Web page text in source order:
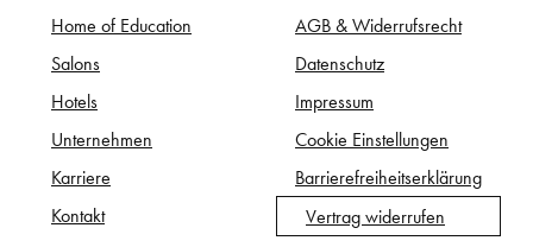
Home of Education
Salons
Hotels
Unternehmen
Karriere
Kontakt
AGB & Widerrufsrecht
Datenschutz
Impressum
Cookie Einstellungen
Barrierefreiheitserklärung
Vertrag widerrufen